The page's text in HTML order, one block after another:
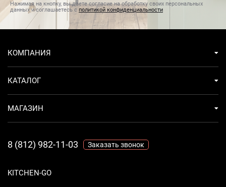
Нажимая на кнопку, вы даете согласие на обработку своих персональных
данных и соглашаетесь с политикой конфиденциальности
KITCHEN-GO
КОМПАНИЯ
КАТАЛОГ
МАГАЗИН
8 (812) 982-11-03 Заказать звонок